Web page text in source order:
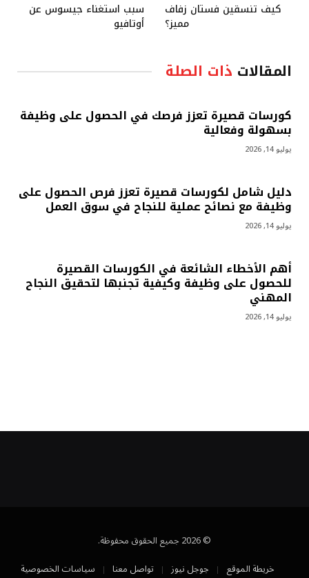
كيف تنسقين فستان زفاف
مميز؟
سبب استغناء جيسوس عن
أوتافيو
المقالات ذات الصلة
كورسات قصيرة تعزز فرصك في الحصول على وظيفة
بسهولة وفعالية
يوليو 14, 2026
دليل شامل لكورسات قصيرة تعزز فرص الحصول على
وظيفة مع نصائح عملية للنجاح في سوق العمل
يوليو 14, 2026
أهم الأخطاء الشائعة في الكورسات القصيرة
للحصول على وظيفة وكيفية تجنبها لتحقيق النجاح
المهني
يوليو 14, 2026
© 2026 جميع الحقوق محفوظة.
خريطة الموقع
جوجل نيوز تواصل معنا
سياسات الخصوصية